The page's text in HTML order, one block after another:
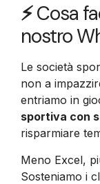
⚡Cosa
nostro
Le società
non a
entriamo in
sportiva con
risparmiare
Meno Excel,
Sosteniamo i